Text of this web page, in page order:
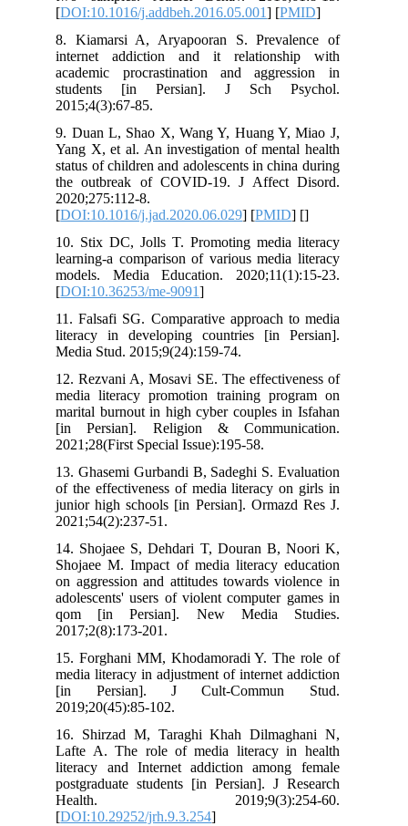
[DOI:10.1016/j.addbeh.2016.05.001
8. Kiamarsi A, Aryapooran S.
internet addiction and it
academic procrastination and
students [in Persian]. J Sch
9. Duan L, Shao X, Wang Y, Huang
Yang X, et al. An investigation of
status of children and adolescents in
the outbreak of COVID-19. J
[DOI:10.1016/j.jad.2020.06.029
10. Stix DC, Jolls T. Promoting
learning-a comparison of various
models. Media Education.
[DOI:10.36253/me-9091
11. Falsafi SG. Comparative approach
literacy in developing countries [in
Media Stud. 2015;9(24):159-74.
12. Rezvani A, Mosavi SE. The
media literacy promotion training
marital burnout in high cyber couples
[in Persian]. Religion &
2021;28(First Special Issue):195-58.
13. Ghasemi Gurbandi B, Sadeghi S.
of the effectiveness of media literacy
junior high schools [in Persian].
14. Shojaee S, Dehdari T, Douran B,
Shojaee M. Impact of media literacy
on aggression and attitudes towards
adolescents' users of violent computer
qom [in Persian]. New Media
15. Forghani MM, Khodamoradi Y.
media literacy in adjustment of internet
[in Persian]. J Cult-
2019;20(45):85-102.
16. Shirzad M, Taraghi Khah
Lafte A. The role of media literacy
literacy and Internet addiction
postgraduate students [in Persian]. J
Health.
[DOI:10.29252/jrh.9.3.254